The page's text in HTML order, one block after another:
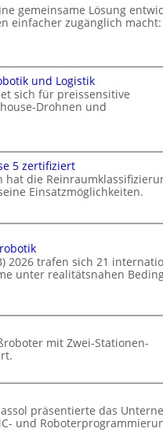
gemeinsame Lösung
einfacher zugänglich
und Logistik
sich für preissensitive
Drohnen und
5 zertifiziert
hat die
Einsatzmöglichkeiten.
2026 trafen sich 21
unter realitätsnahen
mit Zwei-Stationen-
präsentierte das
und